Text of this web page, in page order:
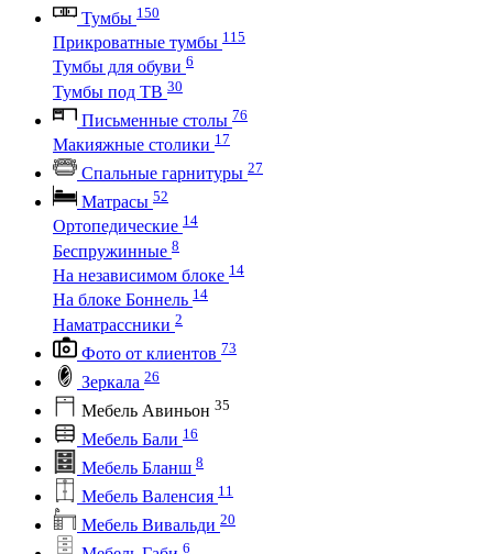
Тумбы 150
Прикроватные тумбы 115
Тумбы для обуви 6
Тумбы под ТВ 30
Письменные столы 76
Макияжные столики 17
Спальные гарнитуры 27
Матрасы 52
Ортопедические 14
Беспружинные 8
На независимом блоке 14
На блоке Боннель 14
Наматрассники 2
Фото от клиентов 73
Зеркала 26
Мебель Авиньон 35
Мебель Бали 16
Мебель Бланш 8
Мебель Валенсия 11
Мебель Вивальди 20
6